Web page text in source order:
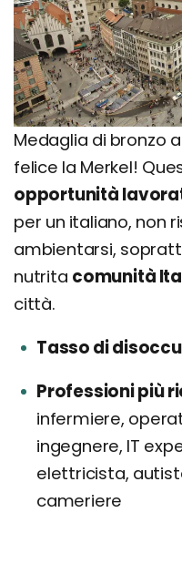
Medaglia di bronzo
felice la Merkel!
opportunità
per un italiano, non
ambientarsi,
nutrita comunità
città.
Tasso di
Professioni più
infermiere,
ingegnere, IT
elettricista,
cameriere